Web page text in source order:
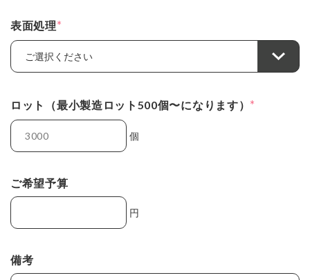
表面処理*
ロット（最小製造ロット500個〜になります） *
個
ご希望予算
円
備考